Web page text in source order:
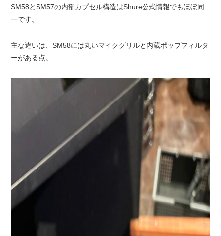
SM58とSM57の内部カプセル構造はShure公式情報でもほぼ同
一です。
主な違いは、SM58には丸いマイクグリルと内蔵ポップフィルタ
ーがある点。